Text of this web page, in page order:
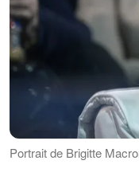
Portrait de Brigitte